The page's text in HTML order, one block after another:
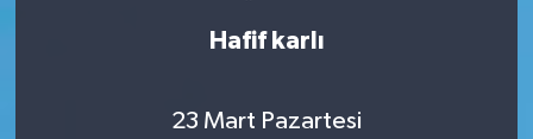
Hafif karlı
23 Mart Pazartesi